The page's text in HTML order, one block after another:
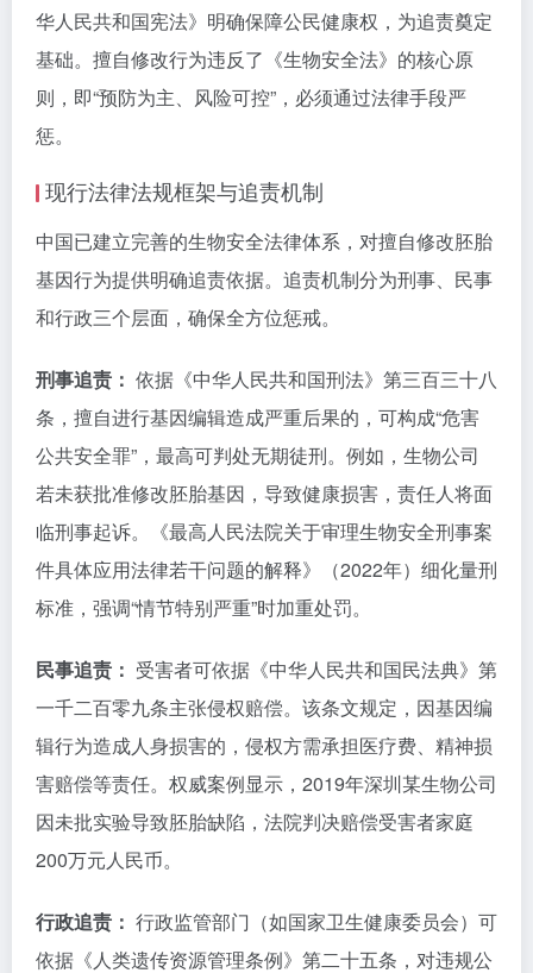
华人民共和国宪法》明确保障公民健康权，为追责奠定
基础。擅自修改行为违反了《生物安全法》的核心原
则，即“预防为主、风险可控”，必须通过法律手段严
惩。
现行法律法规框架与追责机制
中国已建立完善的生物安全法律体系，对擅自修改胚胎
基因行为提供明确追责依据。追责机制分为刑事、民事
和行政三个层面，确保全方位惩戒。
刑事追责： 依据《中华人民共和国刑法》第三百三十八
条，擅自进行基因编辑造成严重后果的，可构成“危害
公共安全罪”，最高可判处无期徒刑。例如，生物公司
若未获批准修改胚胎基因，导致健康损害，责任人将面
临刑事起诉。《最高人民法院关于审理生物安全刑事案
件具体应用法律若干问题的解释》（2022年）细化量刑
标准，强调“情节特别严重”时加重处罚。
民事追责： 受害者可依据《中华人民共和国民法典》第
一千二百零九条主张侵权赔偿。该条文规定，因基因编
辑行为造成人身损害的，侵权方需承担医疗费、精神损
害赔偿等责任。权威案例显示，2019年深圳某生物公司
因未批实验导致胚胎缺陷，法院判决赔偿受害者家庭
200万元人民币。
行政追责： 行政监管部门（如国家卫生健康委员会）可
依据《人类遗传资源管理条例》第二十五条，对违规公